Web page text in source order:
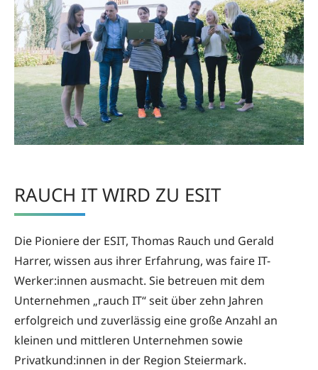
RAUCH IT WIRD ZU ESIT
Die Pioniere der ESIT, Thomas Rauch und Gerald
Harrer, wissen aus ihrer Erfahrung, was faire IT-
Werker:innen ausmacht. Sie betreuen mit dem
Unternehmen „rauch IT“ seit über zehn Jahren
erfolgreich und zuverlässig eine große Anzahl an
kleinen und mittleren Unternehmen sowie
Privatkund:innen in der Region Steiermark.